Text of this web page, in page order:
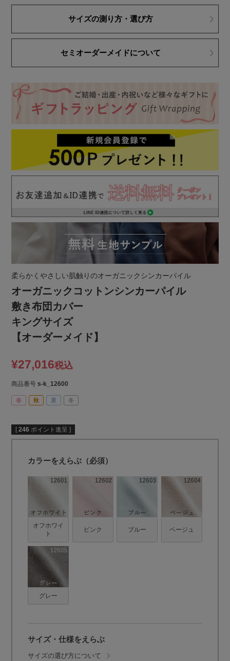
サイズの測り方・選び方
セミオーダーメイドについて
柔らかくやさしい肌触りのオーガニックシンカーパイル
オーガニックコットンシンカーパイル
敷き布団カバー
キングサイズ
【オーダーメイド】
¥27,016税込
商品番号 s-k_12600
春 秋 夏 冬
[ 246 ポイント進呈 ]
カラーをえらぶ（必須）
オフホワイ
ト
ピンク ブルー ベージュ
グレー
サイズ・仕様をえらぶ
サイズの選び方について